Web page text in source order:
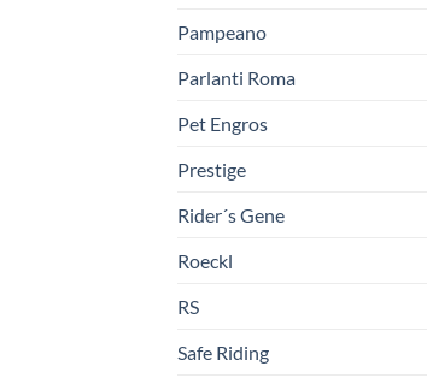
Pampeano
Parlanti Roma
Pet Engros
Prestige
Rider´s Gene
Roeckl
RS
Safe Riding